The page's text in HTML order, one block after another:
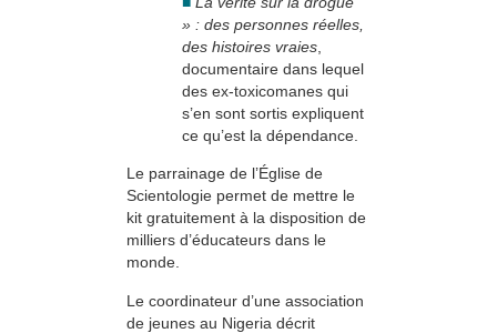
» : des personnes réelles,
des histoires vraies
documentaire dans lequel
des ex-toxicomanes qui
s’en sont sortis expliquent
ce qu’est la dépendance.
Le parrainage de l’Église de
Scientologie permet de mettre le
kit gratuitement à la disposition de
milliers d’éducateurs dans le
monde.
Le coordinateur d’une association
de jeunes au Nigeria décrit